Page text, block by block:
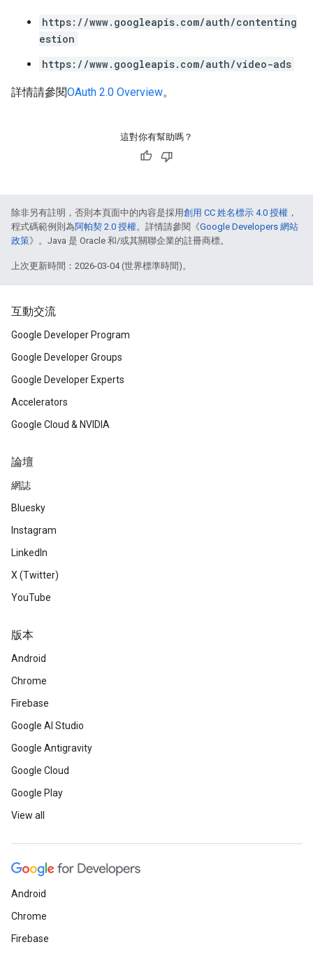
https://www.googleapis.com/auth/contenting
estion
https://www.googleapis.com/auth/video-ads
詳情請參閱OAuth 2.0 Overview。
這對你有幫助嗎？
除非另有註明，否則本頁面中的內容是採用創用 CC 姓名標示 4.0 授權 ，
程式碼範例則為阿帕契 2.0 授權。詳情請參閱《Google Developers 網站
政策》。Java 是 Oracle 和/或其關聯企業的註冊商標。
上次更新時間：2026-03-04 (世界標準時間)。
互動交流
Google Developer Program
Google Developer Groups
Google Developer Experts
Accelerators
Google Cloud & NVIDIA
論壇
網誌
Bluesky
Instagram
LinkedIn
X (Twitter)
YouTube
版本
Android
Chrome
Firebase
Google AI Studio
Google Antigravity
Google Cloud
Google Play
View all
Android
Chrome
Firebase